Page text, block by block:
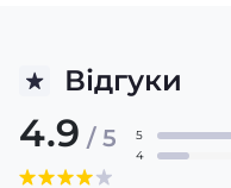
Відгуки
4.9 / 5 5
4